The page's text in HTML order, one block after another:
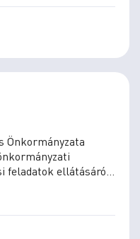
Önkormányzata
feladatok ellátásáról
rendelet